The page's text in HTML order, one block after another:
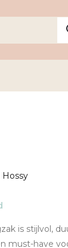
Hossy
is stijlvol,
must-have